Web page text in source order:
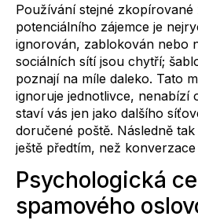
Používání stejné
potenciálního zájemce je
ignorován, zablokován nebo
sociálních sítí jsou chytří;
poznají na míle daleko. Tato
ignoruje jednotlivce, nenabízí
staví vás jen jako dalšího
doručené poště. Následně
ještě předtím, než
Psychologická
spamového